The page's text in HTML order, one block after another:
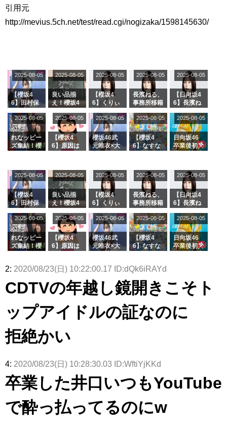
アイドル – ぷぅアンテナ / 【乃木坂46】日村勇紀 gif職人が切り抜いた名シ
ーン.gif
Powered by livedoor 相互RSS
引用元
http://mevius.5ch.net/test/read.cgi/nogizaka/1598145630/
【櫻坂4
6】田村保
ージを脱い
でいた理由
2025-08-05
良い品揃
え！櫻坂4
グル『Mak
e or Brea
k』オフィ
シャルグッ
ズ絶賛販売
2025-08-05
【櫻坂4
6】くりぃ
の2人を手
玉に取る大
沼晶保【く
りぃむナン
タラ】
2025-08-05
長濱ねる、
事務所移籍
属を発表
2025-08-05
【日向坂4
6】長濱ね
ら移籍しフ
ラーム所属
に。これで
事務所に所
属している
がこちら
2025-08-05
れなッピー
ズ集結！櫻
理子、8/6
「ラヴィッ
ト！」水曜
スタジオ出
演決定
2025-08-05
【櫻坂4
6】原因は
uddiesを
ざわつかせ
る...
2025-08-05
櫻坂46武
元唯衣×大
カップお姉
さんに恐怖
【くりぃむ
ナンタラ】
2025-08-05
【櫻坂4
6】なすな
2曲目っ
て...【ラヴ
ィット 東
京ドーム公
演】
2025-08-05
日向坂46
卒業後初共
師匠オード
リー若林さ
んと再会し
た結果･･･
【激レアさ
きた。】
2025-08-05
【櫻坂4
6】田村保
ージを脱い
でいた理由
2025-08-05
良い品揃
え！櫻坂4
グル『Mak
e or Brea
k』オフィ
シャルグッ
ズ絶賛販売
2025-08-05
【櫻坂4
6】くりぃ
の2人を手
玉に取る大
沼晶保【く
りぃむナン
タラ】
2025-08-05
長濱ねる、
事務所移籍
属を発表
2025-08-05
【日向坂4
6】長濱ね
ら移籍しフ
ラーム所属
に。これで
事務所に所
属している
2025-08-05
れなッピー
ズ集結！櫻
理子、8/6
ト！」水曜
スタジオ出
2025-08-05
【櫻坂4
6】原因は
uddiesを
ざわつかせ
る...
2025-08-05
櫻坂46武
元唯衣×大
カップお姉
さんに恐怖
【くりぃむ
ナンタラ】
2025-08-05
【櫻坂4
6】なすな
2曲目っ
ィット 東
京ドーム公
2025-08-05
日向坂46
卒業後初共
んと再会し
た結果･･･
んを連れて
きた。】
2025-08-05
2: 2020/08/23(日) 10:22:00.17 ID:dQk6iRAYd
CDTVの年越し鏡開きこそト
ップアイドルの証なのに
拒絶かい
4: 2020/08/23(日) 10:28:30.03 ID:WftiYjKKd
卒業した井口いつもYouTube
で酔っ払ってるのにw